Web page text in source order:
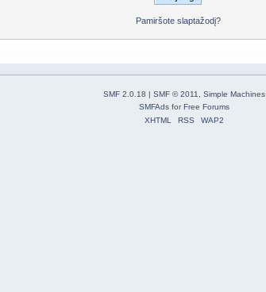
Pamiršote slaptažodį?
SMF 2.0.18 | SMF © 2011
Simple Machines
SMFAdsforFree Forums
XHTML
RSS WAP2